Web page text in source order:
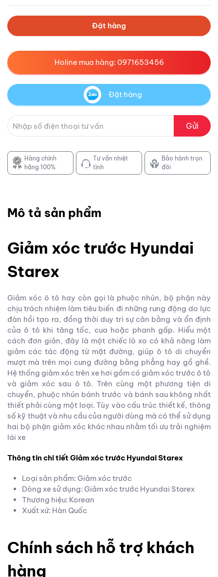
Đặt hàng
Holine mua hàng: 0971653456
Đặt hàng
Gửi
Hàng chính
hãng 100%
Tư vấn nhiệt
tình
Bảo hành trọn
đời
Mô tả sản phẩm
Giảm xóc trước Hyundai
Starex
Giảm xóc ô tô hay còn gọi là phuộc nhún, bộ phận này
chịu trách nhiệm làm tiêu biến đi những rung động do lực
đàn hồi tạo ra, đồng thời duy trì sự cân bằng và ổn định
của ô tô khi tăng tốc, cua hoặc phanh gấp. Hiểu một
cách đơn giản, đây là một chiếc lò xo có khả năng làm
giảm các tác động từ mặt đường, giúp ô tô di chuyển
mượt mà trên mọi cung đường bằng phẳng hay gồ ghề.
Hệ thống giảm xóc trên xe hơi gồm có giảm xóc trước ô tô
và giảm xóc sau ô tô. Trên cùng một phương tiện di
chuyển, phuộc nhún bánh trước và bánh sau không nhất
thiết phải cùng một loại. Tùy vào cấu trúc thiết kế, thông
số kỹ thuật và nhu cầu của người dùng mà có thể sử dụng
hai bộ phận giảm xóc khác nhau nhằm tối ưu trải nghiệm
lái xe
Thông tin chi tiết Giảm xóc trước Hyundai Starex
Loại sản phẩm: Giảm xóc trước
Dòng xe sử dụng: Giảm xóc trước Hyundai Starex
Thương hiệu: Korean
Xuất xứ: Hàn Quốc
Chính sách hỗ trợ khách
hàng